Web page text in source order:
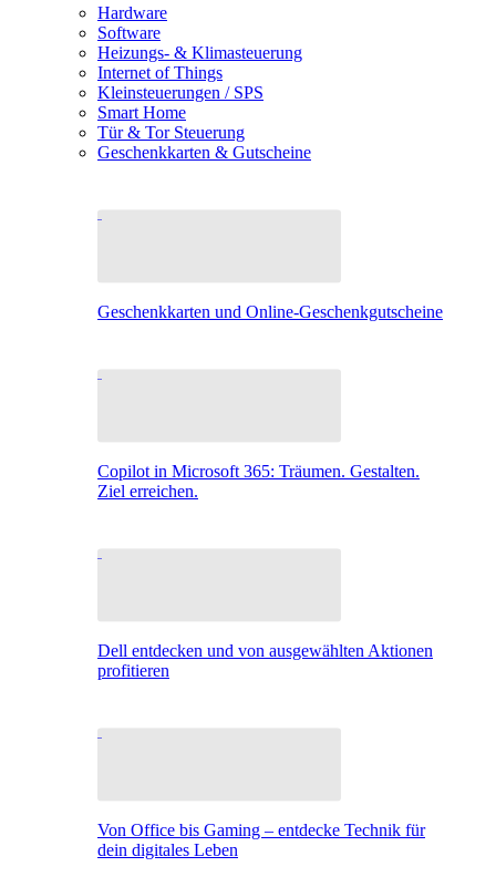
Hardware
Software
Heizungs- & Klimasteuerung
Internet of Things
Kleinsteuerungen / SPS
Smart Home
Tür & Tor Steuerung
Geschenkkarten & Gutscheine
Geschenkkarten und Online-Geschenkgutscheine
Copilot in Microsoft 365: Träumen. Gestalten.
Ziel erreichen.
Dell entdecken und von ausgewählten Aktionen
profitieren
Von Office bis Gaming – entdecke Technik für
dein digitales Leben